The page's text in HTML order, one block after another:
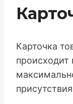
Карточка